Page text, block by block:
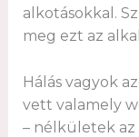
alkotásokkal.
meg ezt az
Hálás vagyok
vett valamely
– nélkületek